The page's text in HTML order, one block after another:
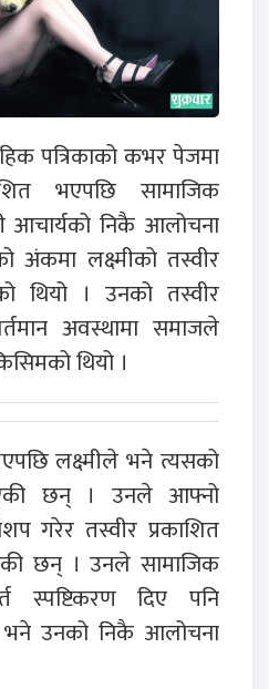
पत्रिकाको कभर पेजमा
भएपछि सामाजिक
आचार्यको निकै आलोचना
अंकमा लक्ष्मीको तस्वीर
थियो । उनको तस्वीर
अवस्थामा समाजले
थियो ।
लक्ष्मीले भने त्यसको
छन् । उनले आफ्नो
गरेर तस्वीर प्रकाशित
छन् । उनले सामाजिक
स्पष्टिकरण दिए पनि
भने उनको निकै आलोचना